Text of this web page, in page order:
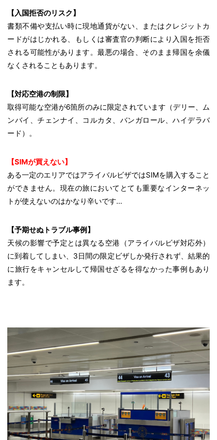
【入国拒否のリスク】
書類不備や支払い時に現地通貨がない、またはクレジットカ
ードがはじかれる、もしくは審査官の判断により入国を拒否
される可能性があります。最悪の場合、そのまま帰国を余儀
なくされることもあります。
【対応空港の制限】
取得可能な空港が6箇所のみに限定されています（デリー、ム
ンバイ、チェンナイ、コルカタ、バンガロール、ハイデラバ
ード）。
【SIMが買えない】
ある一定のエリアではアライバルビザではSIMを購入すること
ができません。現在の旅においてとても重要なインターネッ
トが使えないのはかなり辛いです…
【予期せぬトラブル事例】
天候の影響で予定とは異なる空港（アライバルビザ対応外）
に到着してしまい、3日間の限定ビザしか発行されず、結果的
に旅行をキャンセルして帰国せざるを得なかった事例もあり
ます。